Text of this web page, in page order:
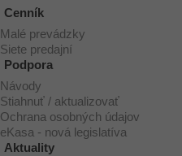
Cenník
Malé prevádzky
Siete predajní
Podpora
Návody
Stiahnuť / aktualizovať
Ochrana osobných údajov
eKasa - nová legislatíva
Aktuality